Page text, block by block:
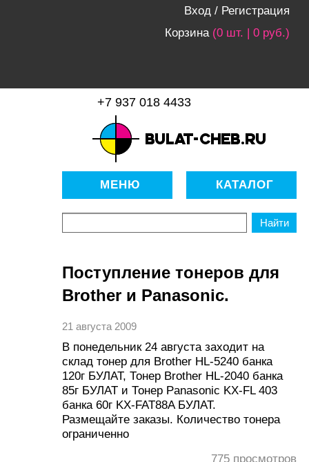
Вход / Регистрация
Корзина (0 шт. | 0 руб.)
материалы для копировально-
множительной техники
+7 937 018 4433
МЕНЮ КАТАЛОГ
Поступление тонеров для
Brother и Panasonic.
21 августа 2009
В понедельник 24 августа заходит на
склад тонер для Brother HL-5240 банка
120г БУЛАТ, Тонер Brother HL-2040 банка
85г БУЛАТ и Тонер Panasonic KX-FL 403
банка 60г KX-FAT88A БУЛАТ.
Размещайте заказы. Количество тонера
ограниченно
775 просмотров